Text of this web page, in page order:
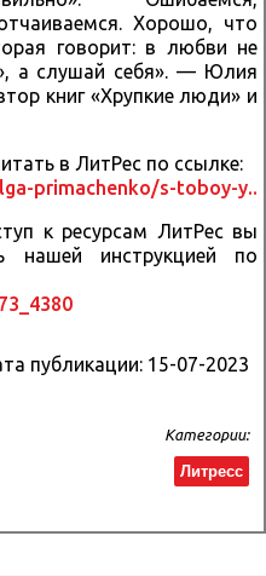
Хорошо, что
говорит: в любви не
а слушай себя». — Юлия
книг «Хрупкие люди» и
в ЛитРес по ссылке:
primachenko/s-toboy-y..
к ресурсам ЛитРес вы
нашей инструкцией по
публикации: 15-07-2023
Категории:
Литресс